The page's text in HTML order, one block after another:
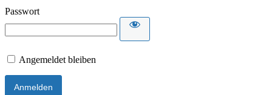
Passwort
Angemeldet bleiben